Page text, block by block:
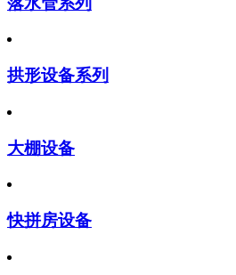
拱形设备系列
大棚设备
快拼房设备